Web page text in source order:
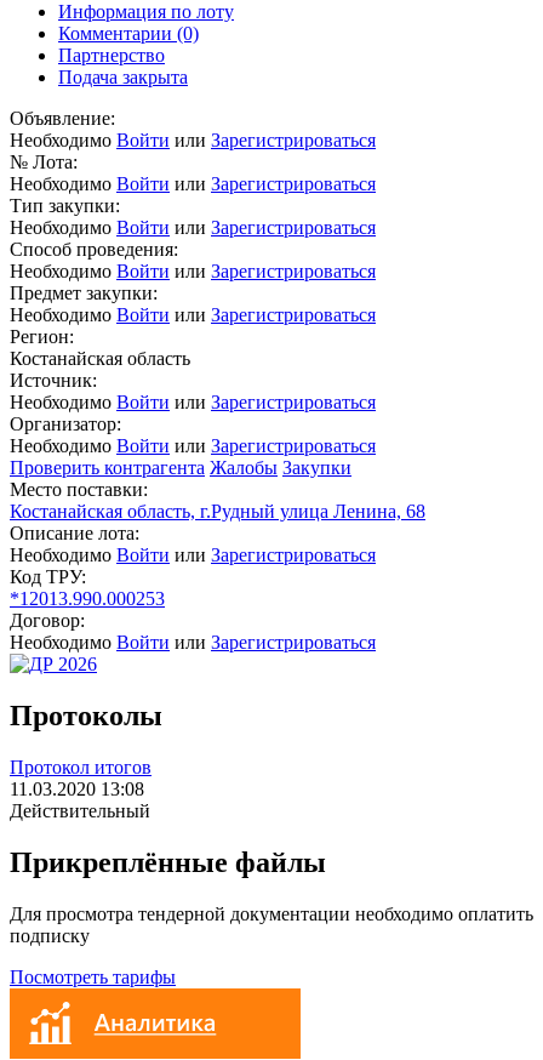
Информация по лоту
Комментарии (0)
Партнерство
Подача закрыта
Объявление:
Необходимо Войти или Зарегистрироваться
№ Лота:
Необходимо Войти или Зарегистрироваться
Тип закупки:
Необходимо Войти или Зарегистрироваться
Способ проведения:
Необходимо Войти или Зарегистрироваться
Предмет закупки:
Необходимо Войти или Зарегистрироваться
Регион:
Костанайская область
Источник:
Необходимо Войти или Зарегистрироваться
Организатор:
Необходимо Войти или Зарегистрироваться
Проверить контрагента Жалобы Закупки
Место поставки:
Костанайская область, г.Рудный улица Ленина, 68
Описание лота:
Необходимо Войти или Зарегистрироваться
Код ТРУ:
*12013.990.000253
Договор:
Необходимо Войти или Зарегистрироваться
Протоколы
Протокол итогов
11.03.2020 13:08
Действительный
Прикреплённые файлы
Для просмотра тендерной документации необходимо оплатить
подписку
Посмотреть тарифы